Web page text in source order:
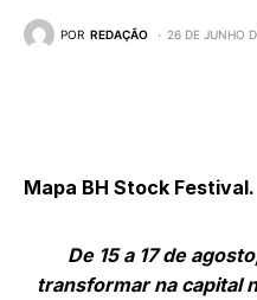
POR REDAÇÃO 26 DE JUNHO
Mapa BH Stock Festival.
De 15 a 17 de
transformar na capital